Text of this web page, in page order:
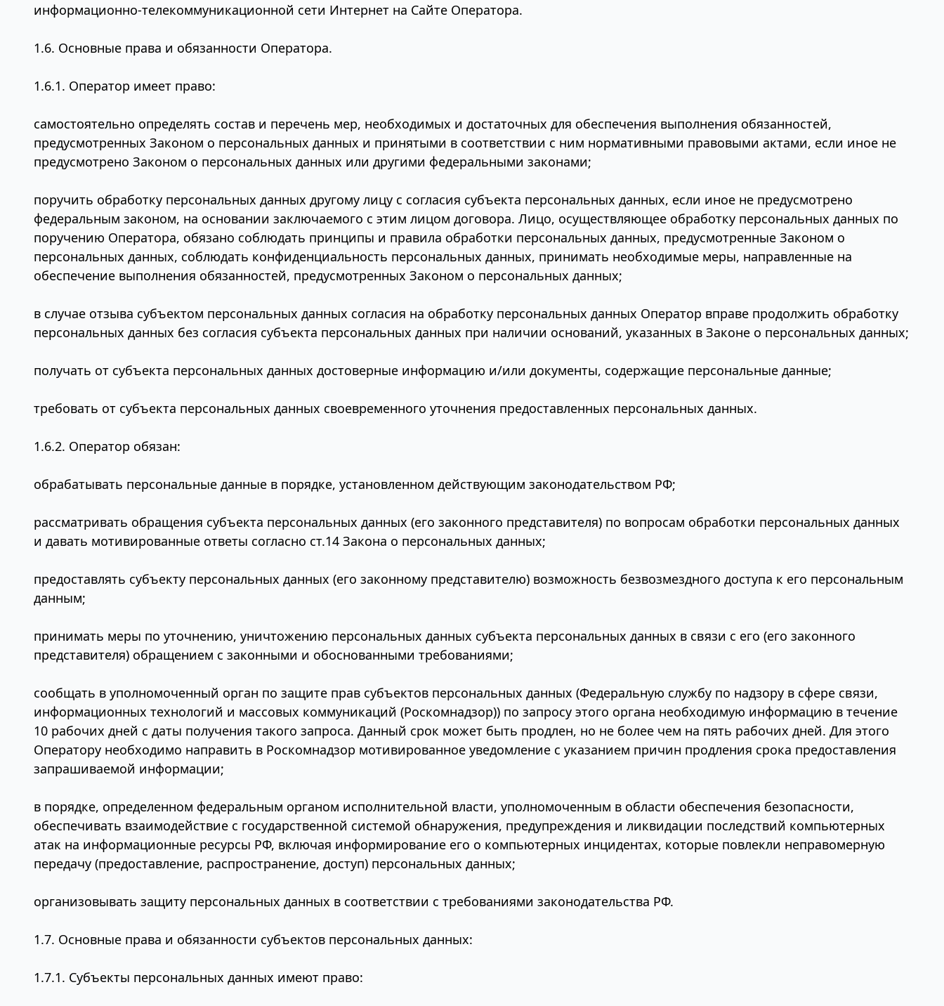
информационно-телекоммуникационной сети Интернет на Сайте Оператора.
1.6. Основные права и обязанности Оператора.
1.6.1. Оператор имеет право:
самостоятельно определять состав и перечень мер, необходимых и достаточных для обеспечения выполнения обязанностей,
предусмотренных Законом о персональных данных и принятыми в соответствии с ним нормативными правовыми актами, если иное не
предусмотрено Законом о персональных данных или другими федеральными законами;
поручить обработку персональных данных другому лицу с согласия субъекта персональных данных, если иное не предусмотрено
федеральным законом, на основании заключаемого с этим лицом договора. Лицо, осуществляющее обработку персональных данных по
поручению Оператора, обязано соблюдать принципы и правила обработки персональных данных, предусмотренные Законом о
персональных данных, соблюдать конфиденциальность персональных данных, принимать необходимые меры, направленные на
обеспечение выполнения обязанностей, предусмотренных Законом о персональных данных;
в случае отзыва субъектом персональных данных согласия на обработку персональных данных Оператор вправе продолжить обработку
персональных данных без согласия субъекта персональных данных при наличии оснований, указанных в Законе о персональных данных;
получать от субъекта персональных данных достоверные информацию и/или документы, содержащие персональные данные;
требовать от субъекта персональных данных своевременного уточнения предоставленных персональных данных.
1.6.2. Оператор обязан:
обрабатывать персональные данные в порядке, установленном действующим законодательством РФ;
рассматривать обращения субъекта персональных данных (его законного представителя) по вопросам обработки персональных данных
и давать мотивированные ответы согласно ст.14 Закона о персональных данных;
предоставлять субъекту персональных данных (его законному представителю) возможность безвозмездного доступа к его персональным
данным;
принимать меры по уточнению, уничтожению персональных данных субъекта персональных данных в связи с его (его законного
представителя) обращением с законными и обоснованными требованиями;
сообщать в уполномоченный орган по защите прав субъектов персональных данных (Федеральную службу по надзору в сфере связи,
информационных технологий и массовых коммуникаций (Роскомнадзор)) по запросу этого органа необходимую информацию в течение
10 рабочих дней с даты получения такого запроса. Данный срок может быть продлен, но не более чем на пять рабочих дней. Для этого
Оператору необходимо направить в Роскомнадзор мотивированное уведомление с указанием причин продления срока предоставления
запрашиваемой информации;
в порядке, определенном федеральным органом исполнительной власти, уполномоченным в области обеспечения безопасности,
обеспечивать взаимодействие с государственной системой обнаружения, предупреждения и ликвидации последствий компьютерных
атак на информационные ресурсы РФ, включая информирование его о компьютерных инцидентах, которые повлекли неправомерную
передачу (предоставление, распространение, доступ) персональных данных;
организовывать защиту персональных данных в соответствии с требованиями законодательства РФ.
1.7. Основные права и обязанности субъектов персональных данных:
1.7.1. Субъекты персональных данных имеют право: